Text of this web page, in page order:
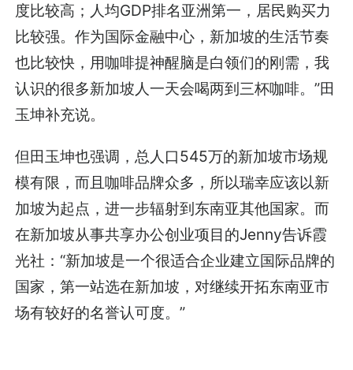
度比较高；人均GDP排名亚洲第一，居民购买力
比较强。作为国际金融中心，新加坡的生活节奏
也比较快，用咖啡提神醒脑是白领们的刚需，我
认识的很多新加坡人一天会喝两到三杯咖啡。”田
玉坤补充说。
但田玉坤也强调，总人口545万的新加坡市场规
模有限，而且咖啡品牌众多，所以瑞幸应该以新
加坡为起点，进一步辐射到东南亚其他国家。而
在新加坡从事共享办公创业项目的Jenny告诉霞
光社：“新加坡是一个很适合企业建立国际品牌的
国家，第一站选在新加坡，对继续开拓东南亚市
场有较好的名誉认可度。”